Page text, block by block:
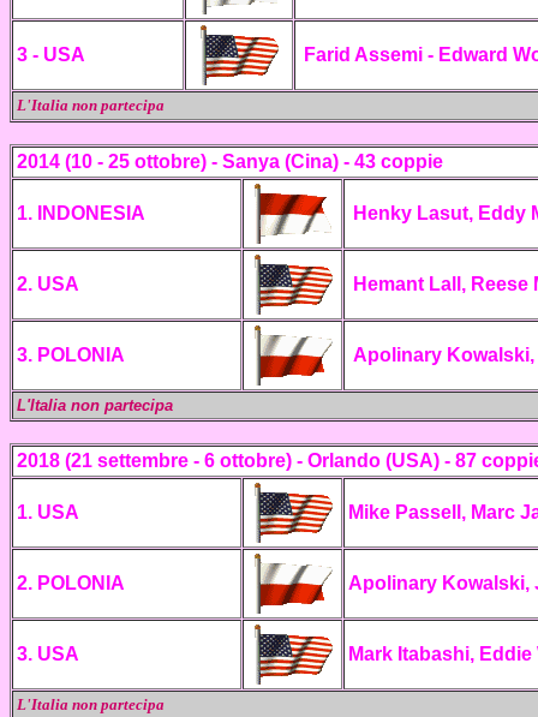
3 - USA Farid Assemi - Edward
L'Italia non partecipa
2014 (10 - 25 ottobre) - Sanya (Cina) - 43 coppie
1. INDONESIA Henky Lasut, Eddy
2. USA Hemant Lall, Reese
3. POLONIA Apolinary
L'Italia non partecipa
2018 (21 settembre - 6 ottobre) - Orlando (USA) - 87
1. USA Mike Passell, Marc
2. POLONIA Apolinary Kowalski,
3. USA Mark Itabashi, Eddie
L'Italia non partecipa